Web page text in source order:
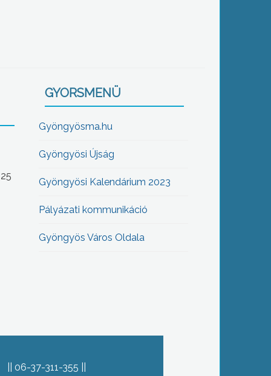
GYORSMENÜ
Gyöngyösma.hu
Gyöngyösi Újság
Gyöngyösi Kalendárium 2023
Pályázati kommunikáció
Gyöngyös Város Oldala
06-37-311-355